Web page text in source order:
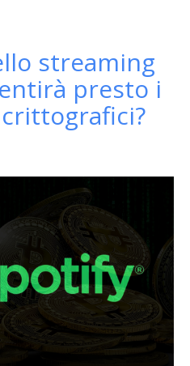
streaming
presto i